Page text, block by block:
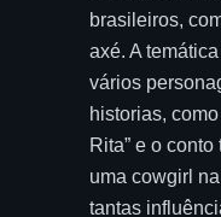
brasileiros,
axé. A
vários
historias, como
Rita” e o
uma cowgirl
tantas